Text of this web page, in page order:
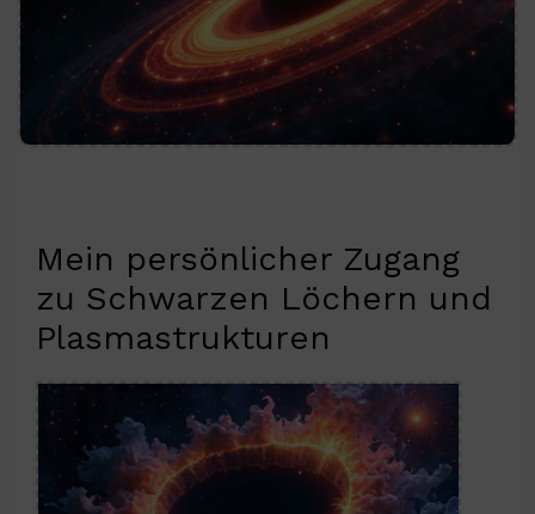
Mein persönlicher Zugang
zu Schwarzen Löchern und
Plasmastrukturen